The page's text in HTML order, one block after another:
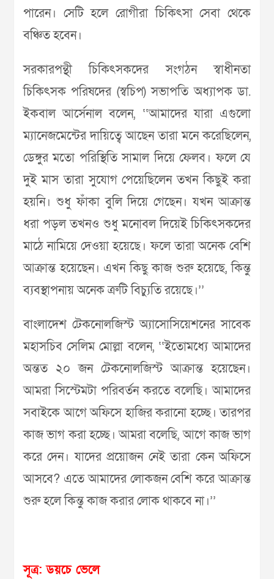
পারেন। সেটি হলে রোগীরা চিকিৎসা সেবা থেকে
বঞ্চিত হবেন।
সরকারপন্থী চিকিৎসকদের সংগঠন স্বাধীনতা
চিকিৎসক পরিষদের (স্বচিপ) সভাপতি অধ্যাপক ডা.
ইকবাল আর্সেনাল বলেন, ‘‘আমাদের যারা এগুলো
ম্যানেজমেন্টের দায়িত্বে আছেন তারা মনে করেছিলেন,
ডেঙ্গুর মতো পরিস্থিতি সামাল দিয়ে ফেলব। ফলে যে
দুই মাস তারা সুযোগ পেয়েছিলেন তখন কিছুই করা
হয়নি। শুধু ফাঁকা বুলি দিয়ে গেছেন। যখন আক্রান্ত
ধরা পড়ল তখনও শুধু মনোবল দিয়েই চিকিৎসকদের
মাঠে নামিয়ে দেওয়া হয়েছে। ফলে তারা অনেক বেশি
আক্রান্ত হয়েছেন। এখন কিছু কাজ শুরু হয়েছে, কিন্তু
ব্যবস্থাপনায় অনেক ত্রুটি বিচ্যুতি রয়েছে।’’
বাংলাদেশ টেকনোলজিস্ট অ্যাসোসিয়েশনের সাবেক
মহাসচিব সেলিম মোল্লা বলেন, ‘‘ইতোমধ্যে আমাদের
অন্তত ২০ জন টেকনোলজিস্ট আক্রান্ত হয়েছেন।
আমরা সিস্টেমটা পরিবর্তন করতে বলেছি। আমাদের
সবাইকে আগে অফিসে হাজির করানো হচ্ছে। তারপর
কাজ ভাগ করা হচ্ছে। আমরা বলেছি, আগে কাজ ভাগ
করে দেন। যাদের প্রয়োজন নেই তারা কেন অফিসে
আসবে? এতে আমাদের লোকজন বেশি করে আক্রান্ত
শুরু হলে কিন্তু কাজ করার লোক থাকবে না।’’
সূত্র: ডয়চে ভেলে